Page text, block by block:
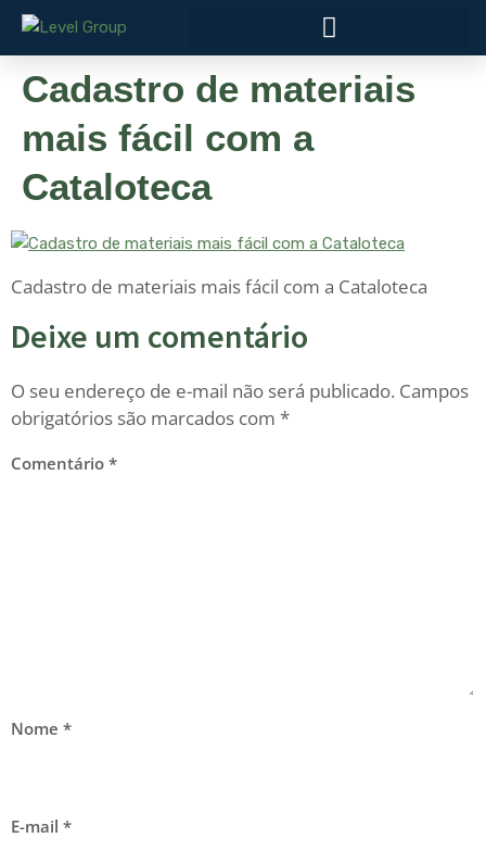
Cadastro de materiais
mais fácil com a
Cataloteca
Cadastro de materiais mais fácil com a Cataloteca
Deixe um comentário
O seu endereço de e-mail não será publicado. Campos
obrigatórios são marcados com *
Comentário *
Nome *
E-mail *